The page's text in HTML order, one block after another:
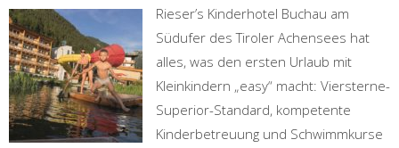
Rieser’s Kinderhotel Buchau am
Südufer des Tiroler Achensees hat
alles, was den ersten Urlaub mit
Kleinkindern „easy“ macht: Viersterne-
Superior-Standard, kompetente
Kinderbetreuung und Schwimmkurse